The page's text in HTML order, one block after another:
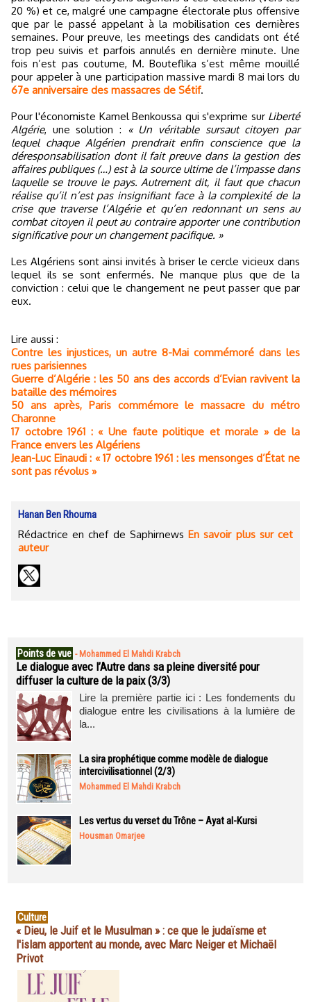
20 %) et ce, malgré une campagne électorale plus offensive
que par le passé appelant à la mobilisation ces dernières
semaines. Pour preuve, les meetings des candidats ont été
trop peu suivis et parfois annulés en dernière minute. Une
fois n’est pas coutume, M. Bouteflika s’est même mouillé
pour appeler à une participation massive mardi 8 mai lors du
67e anniversaire des massacres de Sétif.
Pour l'économiste Kamel Benkoussa qui s'exprime sur Liberté
Algérie, une solution :
« Un véritable sursaut citoyen par
lequel chaque Algérien prendrait enfin conscience que la
déresponsabilisation dont il fait preuve dans la gestion des
affaires publiques (…) est à la source ultime de l’impasse dans
laquelle se trouve le pays. Autrement dit, il faut que chacun
réalise qu’il n’est pas insignifiant face à la complexité de la
crise que traverse l’Algérie et qu’en redonnant un sens au
combat citoyen il peut au contraire apporter une contribution
significative pour un changement pacifique. »
Les Algériens sont ainsi invités à briser le cercle vicieux dans
lequel ils se sont enfermés. Ne manque plus que de la
conviction : celui que le changement ne peut passer que par
eux.
Lire aussi :
Contre les injustices, un autre 8-Mai commémoré dans les
rues parisiennes
Guerre d’Algérie : les 50 ans des accords d’Evian ravivent la
bataille des mémoires
50 ans après, Paris commémore le massacre du métro
Charonne
17 octobre 1961 : « Une faute politique et morale » de la
France envers les Algériens
Jean-Luc Einaudi : « 17 octobre 1961 : les mensonges d’État ne
sont pas révolus »
Hanan Ben Rhouma
Rédactrice en chef de Saphirnews En savoir plus sur cet
auteur
Points de vue - Mohammed El Mahdi Krabch
Le dialogue avec l’Autre dans sa pleine diversité pour
diffuser la culture de la paix (3/3)
Lire la première partie ici : Les fondements du
dialogue entre les civilisations à la lumière de
la...
La sira prophétique comme modèle de dialogue
intercivilisationnel (2/3)
Mohammed El Mahdi Krabch
Les vertus du verset du Trône – Ayat al-Kursi
Housman Omarjee
Culture
« Dieu, le Juif et le Musulman » : ce que le judaïsme et
l'islam apportent au monde, avec Marc Neiger et Michaël
Privot